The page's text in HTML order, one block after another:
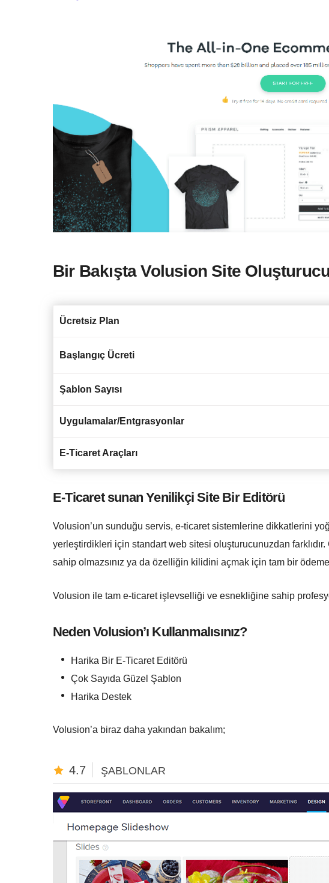
Bir BakıştaVolusion Site
Ücretsiz Plan
Başlangıç Ücreti
Şablon Sayısı
Uygulamalar/Entgrasyonlar
E-Ticaret Araçları
E-Ticaret sunan Yenilikçi Site Bir Editörü
Volusion’un sunduğu servis, e-ticaret sistemlerine dikkatlerini
yerleştirdikleri için standart web sitesi oluşturucunuzdan
sahip olmazsınız ya da özelliğin kilidini açmak için tam bir
Volusion ile tam e-ticaret işlevselliği ve esnekliğine sahip
Neden Volusion’ı Kullanmalısınız?
Harika Bir E-Ticaret Editörü
Çok Sayıda Güzel Şablon
Harika Destek
Volusion’a biraz daha yakından bakalım;
4.7 ŞABLONLAR